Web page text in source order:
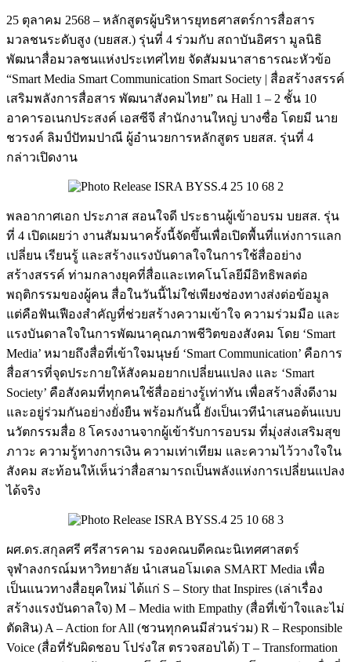
25 ตุลาคม 2568 – หลักสูตรผู้บริหารยุทธศาสตร์การสื่อสาร
มวลชนระดับสูง (บยสส.) รุ่นที่ 4 ร่วมกับ สถาบันอิศรา มูลนิธิ
พัฒนาสื่อมวลชนแห่งประเทศไทย จัดสัมมนาสาธารณะหัวข้อ
“Smart Media Smart Communication Smart Society | สื่อสร้างสรรค์
เสริมพลังการสื่อสาร พัฒนาสังคมไทย” ณ Hall 1 – 2 ชั้น 10
อาคารอเนกประสงค์ เอสซีจี สำนักงานใหญ่ บางซื่อ โดยมี นาย
ชวรงค์ ลิมป์ปัทมปาณี ผู้อำนวยการหลักสูตร บยสส. รุ่นที่ 4
กล่าวเปิดงาน
พลอากาศเอก ประภาส สอนใจดี ประธานผู้เข้าอบรม บยสส. รุ่น
ที่ 4 เปิดเผยว่า งานสัมมนาครั้งนี้จัดขึ้นเพื่อเปิดพื้นที่แห่งการแลก
เปลี่ยน เรียนรู้ และสร้างแรงบันดาลใจในการใช้สื่ออย่าง
สร้างสรรค์ ท่ามกลางยุคที่สื่อและเทคโนโลยีมีอิทธิพลต่อ
พฤติกรรมของผู้คน สื่อในวันนี้ไม่ใช่เพียงช่องทางส่งต่อข้อมูล
แต่คือฟันเฟืองสำคัญที่ช่วยสร้างความเข้าใจ ความร่วมมือ และ
แรงบันดาลใจในการพัฒนาคุณภาพชีวิตของสังคม โดย ‘Smart
Media’ หมายถึงสื่อที่เข้าใจมนุษย์ ‘Smart Communication’ คือการ
สื่อสารที่จุดประกายให้สังคมอยากเปลี่ยนแปลง และ ‘Smart
Society’ คือสังคมที่ทุกคนใช้สื่ออย่างรู้เท่าทัน เพื่อสร้างสิ่งดีงาม
และอยู่ร่วมกันอย่างยั่งยืน พร้อมกันนี้ ยังเป็นเวทีนำเสนอต้นแบบ
นวัตกรรมสื่อ 8 โครงงานจากผู้เข้ารับการอบรม ที่มุ่งส่งเสริมสุข
ภาวะ ความรู้ทางการเงิน ความเท่าเทียม และความไว้วางใจใน
สังคม สะท้อนให้เห็นว่าสื่อสามารถเป็นพลังแห่งการเปลี่ยนแปลง
ได้จริง
ผศ.ดร.สกุลศรี ศรีสารคาม รองคณบดีคณะนิเทศศาสตร์
จุฬาลงกรณ์มหาวิทยาลัย นำเสนอโมเดล SMART Media เพื่อ
เป็นแนวทางสื่อยุคใหม่ ได้แก่ S – Story that Inspires (เล่าเรื่อง
สร้างแรงบันดาลใจ) M – Media with Empathy (สื่อที่เข้าใจและไม่
ตัดสิน) A – Action for All (ชวนทุกคนมีส่วนร่วม) R – Responsible
Voice (สื่อที่รับผิดชอบ โปร่งใส ตรวจสอบได้) T – Transformation